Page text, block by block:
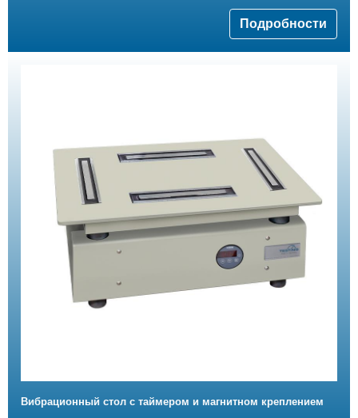
Подробности
Вибрационный стол с таймером и магнитном креплением